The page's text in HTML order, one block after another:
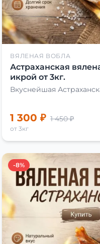
ВЯЛЕНАЯ ВОБЛА
Астраханская
икрой от 3кг.
Вкуснейшая
1 300 ₽ 1 450 ₽
от 3кг
-8%